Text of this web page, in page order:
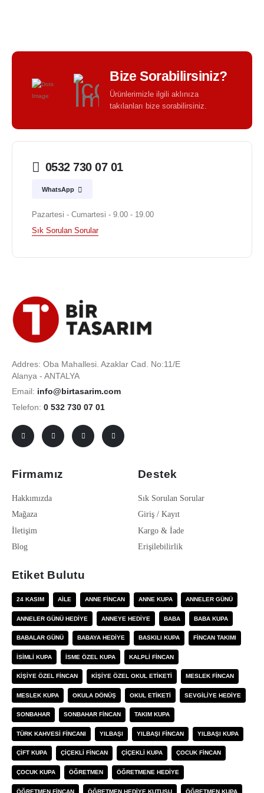
Bize Sorabilirsiniz?
Ürünlerimizle ilgili aklınıza
takılanları bize sorabilirsiniz.
0532 730 07 01
WhatsApp
Pazartesi - Cumartesi - 9.00 - 19.00
Sık Sorulan Sorular
Addres: Oba Mahallesi. Azaklar Cad. No:11/E
Alanya - ANTALYA
Email: info@birtasarim.com
Telefon: 0 532 730 07 01
Firmamız
Hakkımızda
Mağaza
İletişim
Blog
Destek
Sık Sorulan Sorular
Giriş / Kayıt
Kargo & İade
Erişilebilirlik
Etiket Bulutu
24 KASIM AILE ANNE FINCAN ANNE KUPA ANNELER GÜNÜ
ANNELER GÜNÜ HEDIYE ANNEYE HEDIYE BABA BABA KUPA
BABALAR GÜNÜ BABAYA HEDIYE BASKILI KUPA FINCAN TAKIMI
ISIMLI KUPA ISME ÖZEL KUPA KALPLI FINCAN
KIŞIYE ÖZEL FINCAN KIŞIYE ÖZEL OKUL ETIKETI MESLEK FINCAN
MESLEK KUPA OKULA DÖNÜŞ OKUL ETIKETI SEVGILIYE HEDIYE
SONBAHAR SONBAHAR FINCAN TAKIM KUPA
TÜRK KAHVESI FINCANI YILBAŞI YILBAŞI FINCAN YILBAŞI KUPA
ÇIFT KUPA ÇIÇEKLI FINCAN ÇIÇEKLI KUPA ÇOCUK FINCAN
ÇOCUK KUPA ÖĞRETMEN ÖĞRETMENE HEDIYE
ÖĞRETMEN FINCAN ÖĞRETMEN HEDIYE KUTUSU ÖĞRETMEN KUPA